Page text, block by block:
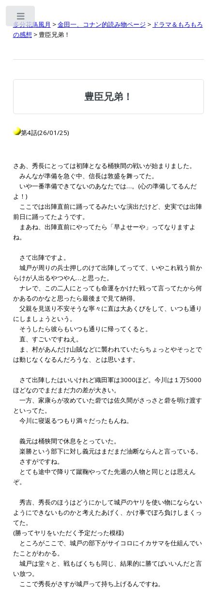
多分花鳥風月 >金田一、コナン的読み物ページ > ドラマ＆もろもろ
の感想 > 豊臣兄弟！
豊臣兄弟！
第4話(26/01/25)
さあ、秀長にとっては初陣となる桶狭間の戦いが始まりました。
みんなが準備を急ぐ中、信長は敦盛を舞ってた。
いや一番準備できてないのあなたでは…。(心の準備してるんだ
よ！)
ここでは出陣直前に踊ってるみたいな演出だけど、史実では出陣
前日に踊ってたようです。
まあね、出陣直前にやってたら「早よせーや」ってなりますよ
ね。
さて出陣ですよ。
城戸が周りの兵士押しのけて出陣してってて、いやこれ戦う前か
らけが人出るやつやん…と思った。
ナレで、この二人にとっても命運をかけた戦って言ってたから何
かあるのかなと思ったら最後まで見て納得。
父親を見送り不安そうな寧々に直は大あくびをして、いつも通り
にしましょうという。
そうしたら彼らもいつも通りに帰ってくると。
直、すごいですねえ。
ま、村があんだけ山賊などに襲われていたらちょっとやそっとで
は動じなくなるんだろうな、とは思います。
さて出陣したはいいけれど織田軍は3000ほど。今川は１万5000
ほどなのでまだまだ力の差が大きい。
一方、家康らが攻めていた砦では佐久間がさっさと砦を明け渡す
といってた。
今川に寝返るつもり満々だったもんね。
義元は桶狭間で休息をとっていた。
楽勝という部下に対し義元はまだまだ油断ならんと言っている。
さすがですね。
とても途中で降りて蹴鞠やってた先週の人物と同じとは思えん
ぞ。
秀吉、秀長のほうはどうにかして城戸のヤリを使い物にならない
ようにできないものかと考えたあげく、かけ事でぼろ負けしまくっ
てた。
(勝ってヤリをいただく予定だった模様)
ところがここで、城戸の部下がサイコロにイカサマを仕組んでい
たことがわかる。
城戸は堂々と、戦もばくちも同じ、結果的に勝てばいいんだと言
い放つ。
ここで秀長がさすが城戸って持ち上げるんですね。